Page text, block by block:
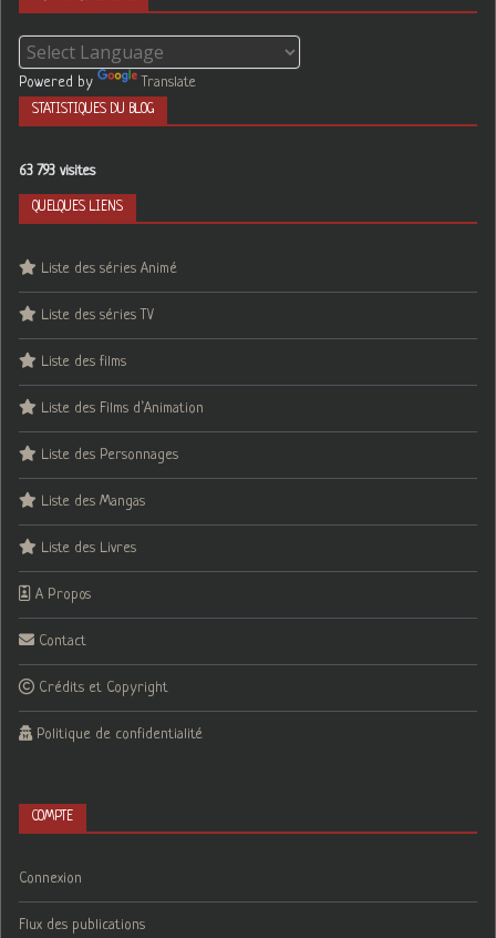
Powered by Translate
STATISTIQUES DU BLOG
63 793 visites
QUELQUES LIENS
Liste des séries Animé
Liste des séries TV
Liste des films
Liste des Films d’Animation
Liste des Personnages
Liste des Mangas
Liste des Livres
A Propos
Contact
Crédits et Copyright
Politique de confidentialité
COMPTE
Connexion
Flux des publications